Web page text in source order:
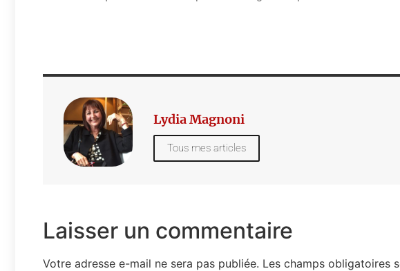
Lydia Magnoni
Tous mes articles
Laisser un commentaire
Votre adresse e-mail ne sera pas publiée. Les champs obligatoires